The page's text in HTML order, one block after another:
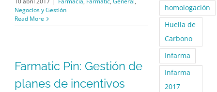
Negocios y Gestión
Read More
Farmatic Pin: Gestión de
planes de incentivos
homologación
Huella de
Carbono
Infarma
Infarma
2017